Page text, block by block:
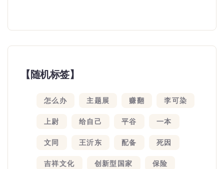
【随机标签】
怎么办 主题展 赚翻 李可染
上尉 给自己 平谷 一本
文同 王沂东 配备 死因
吉祥文化 创新型国家 保险